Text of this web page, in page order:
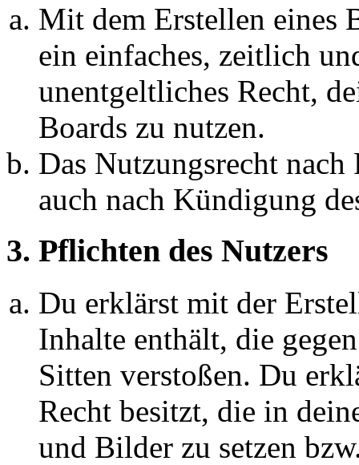
Mit dem Erstellen eines
ein einfaches, zeitlich
unentgeltliches Recht,
Boards zu nutzen.
Das Nutzungsrecht
auch nach Kündigung
3. Pflichten des Nutzers
Du erklärst mit der
Inhalte enthält, die
Sitten verstoßen. Du
Recht besitzt, die in
und Bilder zu setzen